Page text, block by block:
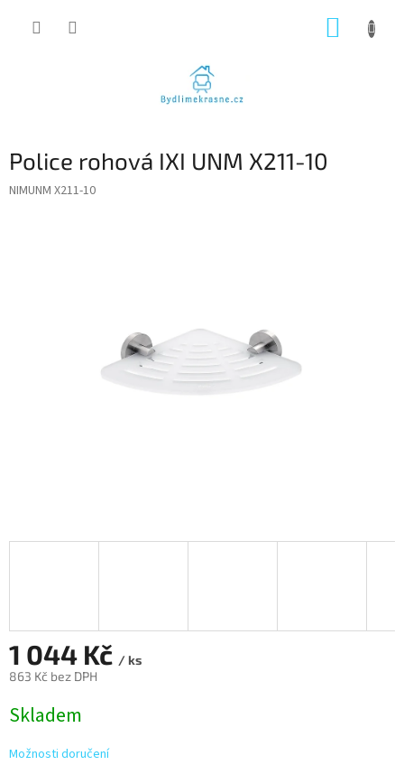
Police rohová IXI UNM X211-10
NIMUNM X211-10
1 044 Kč / ks
863 Kč bez DPH
cena:
Skladem
Možnosti doručení